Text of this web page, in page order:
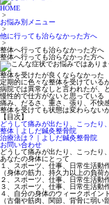
料金表
HOME
>
お悩み別メニュー
>
他に行っても治らなかった方へ
>
整体へ行っても治らなかった方へ
整体へ行っても治らなかった方へ
整体を受けたが良くならなかった
定期的に色々な整体を受けている
病院では異常なしと言われたが、
慢性的で仕方がないと思っている
痛み、だるさ、重さ、張り、不快
整体を受けても状態は変わらない
【目次】
どうして痛みが出たり、こったり
整体｜よしだ鍼灸整骨院
治療法は？｜よしだ鍼灸整骨院
お問い合わせ
どうして痛みが出たり、こったり
あなたの身体にとって
１、スポーツ、仕事、日常生活動
（身体の筋力、持久力以上の負荷
２、スポーツ、仕事、日常生活動
３、スポーツ、仕事、日常生活動
４、自分の身体のウィークポイン
（古傷や筋肉、関節、背骨に弱い